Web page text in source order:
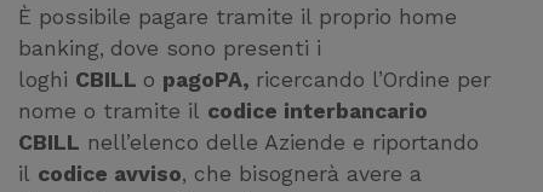
È possibile pagare tramite il proprio home
banking, dove sono presenti i
loghi CBILL o pagoPA, ricercando l’Ordine per
nome o tramite il codice interbancario
CBILL nell’elenco delle Aziende e riportando
il codice avviso, che bisognerà avere a